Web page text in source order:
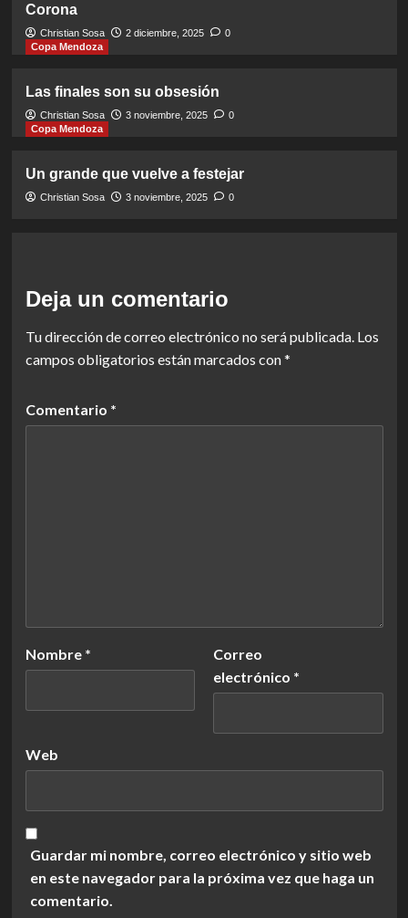
Corona
Christian Sosa 2 diciembre, 2025
0
Copa Mendoza
Las finales son su obsesión
Christian Sosa 3 noviembre, 2025
0
Copa Mendoza
Un grande que vuelve a festejar
Christian Sosa 3 noviembre, 2025 0
Deja un comentario
Tu dirección de correo electrónico no será publicada. Los
campos obligatorios están marcados con*
Comentario *
Nombre *
Correo
electrónico *
Web
Guardar mi nombre, correo electrónico y sitio web
en este navegador para la próxima vez que haga un
comentario.